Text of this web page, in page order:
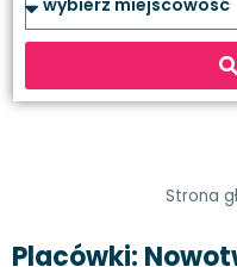
Strona
Placówki: